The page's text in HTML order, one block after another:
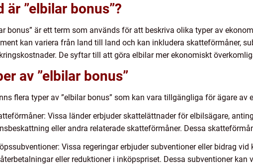
är ”elbilar bonus”?
bonus” är ett term som används för att beskriva olika typer av
kan variera från land till land och kan inkludera skatteförmåner,
De syftar till att göra elbilar mer ekonomiskt
av ”elbilar bonus”
flera typer av ”elbilar bonus” som kan vara tillgängliga för ägare av
Vissa länder erbjuder skattelättnader för elbilsägare,
eller andra relaterade skatteförmåner. Dessa
Vissa regeringar erbjuder subventioner eller bidrag
eller reduktioner i inköpspriset. Dessa subventioner